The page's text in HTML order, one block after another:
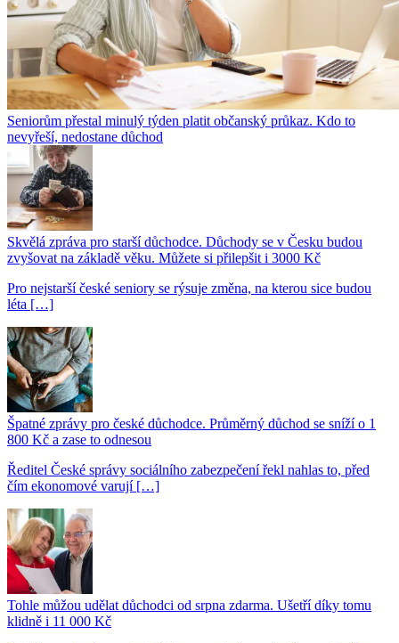
Seniorům přestal minulý týden platit občanský průkaz. Kdo to
nevyřeší, nedostane důchod
Skvělá zpráva pro starší důchodce. Důchody se v Česku budou
zvyšovat na základě věku. Můžete si přilepšit i 3000 Kč
Pro nejstarší české seniory se rýsuje změna, na kterou sice budou
léta […]
Špatné zprávy pro české důchodce. Průměrný důchod se sníží o 1
800 Kč a zase to odnesou
Ředitel České správy sociálního zabezpečení řekl nahlas to, před
čím ekonomové varují […]
Tohle můžou udělat důchodci od srpna zdarma. Ušetří díky tomu
klidně i 11 000 Kč